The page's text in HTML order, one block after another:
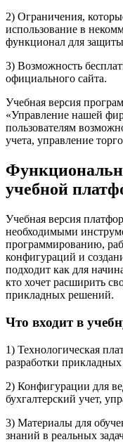
2) Ограничения,
использование в
функционал для
3) Возможность
официального сайта.
Учебная версия
«Управление нашей
пользователям
учета, управление
учебной
Учебная версия
необходимыми
программированию,
конфигураций и
подходит как для
кто хочет расширить
прикладных решений.
Что входит в
1) Технологическая
разработки
2) Конфигурации для
бухгалтерский учет,
3) Материалы для
знаний в реальных